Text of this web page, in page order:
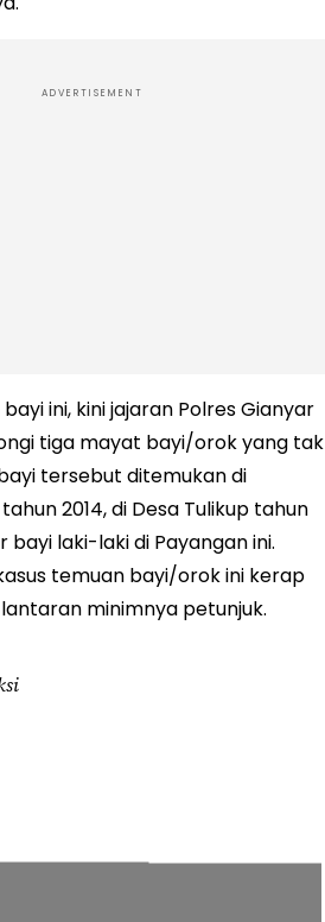
ADVERTISEMENT
ini, kini jajaran Polres Gianyar
tiga mayat bayi/orok yang tak
tersebut ditemukan di
2014, di Desa Tulikup tahun
bayi laki-laki di Payangan ini.
temuan bayi/orok ini kerap
minimnya petunjuk.